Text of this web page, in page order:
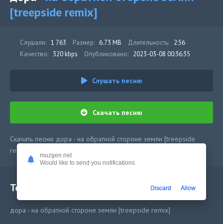
[treepside remix]
Слушали: 1 763 Размер: 6.73 MB Длительность: 2:56
Качество: 320 kbps Опубликовано: 2023-03-08 00:36:35
Слушать песню
Скачать песню
Скачать песню дора - на обратной стороне земли [treepside
remix] в mp3 или слушать онлайн бесплатно
Текст песни
дора - на обратной стороне земли [treepside remix]
muzgen.net
Would like to send you notifications
Discard Allow